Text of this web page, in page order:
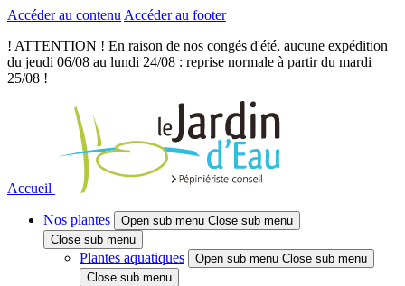
Accéder au contenu Accéder au footer
! ATTENTION ! En raison de nos congés d'été, aucune expédition
du jeudi 06/08 au lundi 24/08 : reprise normale à partir du mardi
25/08 !
Accueil
Nos plantes Open sub menu Close sub menu
Close sub menu
Plantes aquatiques Open sub menu Close sub menu
Close sub menu